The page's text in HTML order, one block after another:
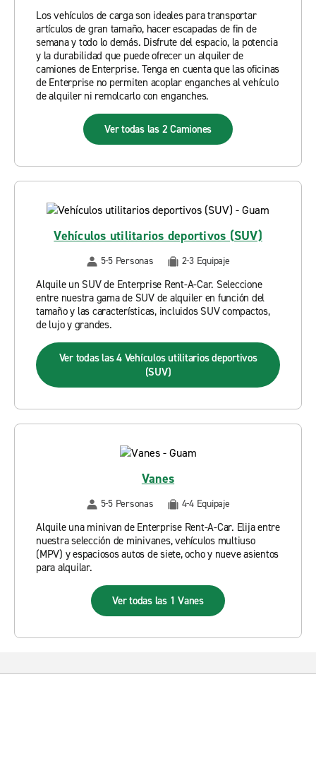
Los vehículos de carga son ideales para transportar
artículos de gran tamaño, hacer escapadas de fin de
semana y todo lo demás. Disfrute del espacio, la potencia
y la durabilidad que puede ofrecer un alquiler de
camiones de Enterprise. Tenga en cuenta que las oficinas
de Enterprise no permiten acoplar enganches al vehículo
de alquiler ni remolcarlo con enganches.
Ver todas las 2 Camiones
Vehículos utilitarios deportivos (SUV)
5-5 Personas 2-3 Equipaje
Alquile un SUV de Enterprise Rent-A-Car. Seleccione
entre nuestra gama de SUV de alquiler en función del
tamaño y las características, incluidos SUV compactos,
de lujo y grandes.
Ver todas las 4 Vehículos utilitarios deportivos
(SUV)
Vanes
5-5 Personas 4-4 Equipaje
Alquile una minivan de Enterprise Rent-A-Car. Elija entre
nuestra selección de minivanes, vehículos multiuso
(MPV) y espaciosos autos de siete, ocho y nueve asientos
para alquilar.
Ver todas las 1 Vanes